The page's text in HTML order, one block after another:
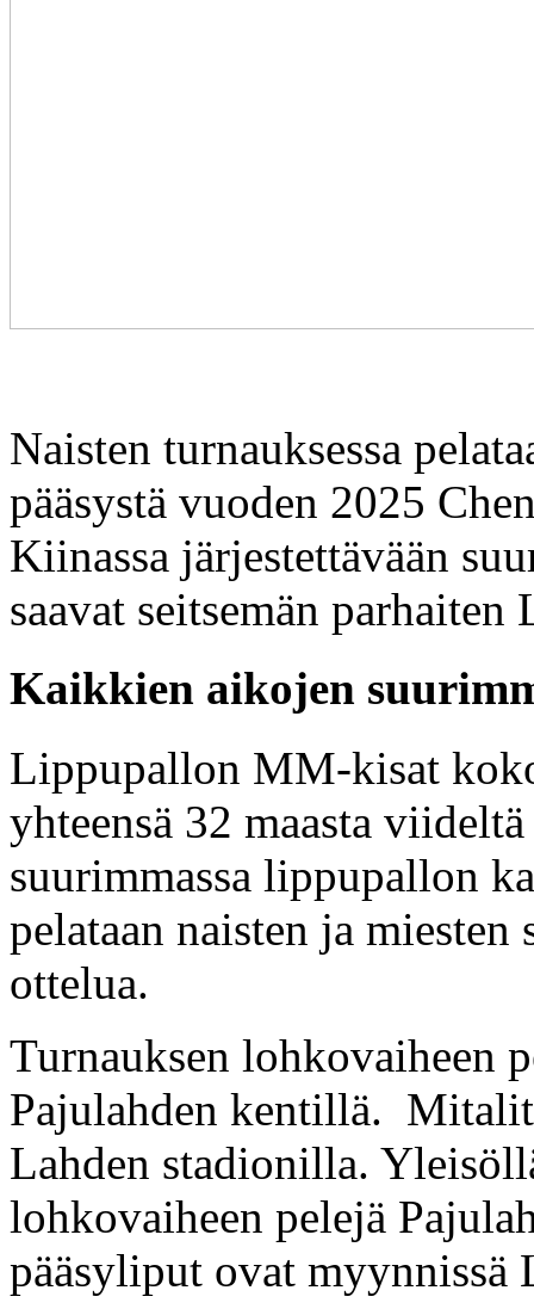
Naisten turnauksessa
pääsystä vuoden 2025
Kiinassa järjestettävään
saavat seitsemän
Kaikkien aikojen
Lippupallon MM-kisat
yhteensä 32 maasta
suurimmassa lippupallon
pelataan naisten ja miesten
ottelua.
Turnauksen lohkovaiheen
Pajulahden kentillä.
Lahden stadionilla.
lohkovaiheen pelejä
pääsyliput ovat myynnissä